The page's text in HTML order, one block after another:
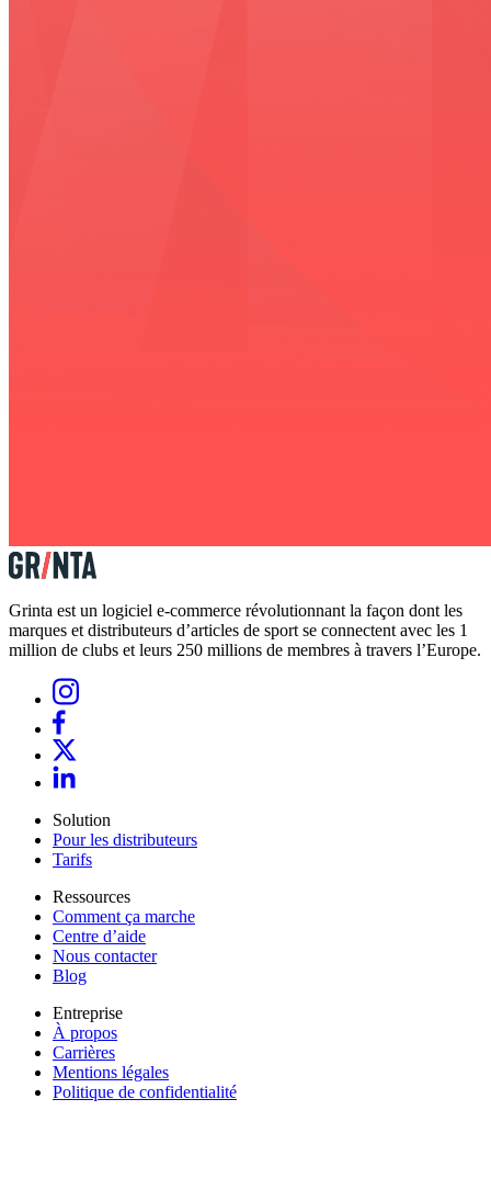
Grinta est un logiciel e-commerce révolutionnant la façon dont les
marques et distributeurs d’articles de sport se connectent avec les 1
million de clubs et leurs 250 millions de membres à travers l’Europe.
Solution
Pour les distributeurs
Tarifs
Ressources
Comment ça marche
Centre d’aide
Nous contacter
Blog
Entreprise
À propos
Carrières
Mentions légales
Politique de confidentialité